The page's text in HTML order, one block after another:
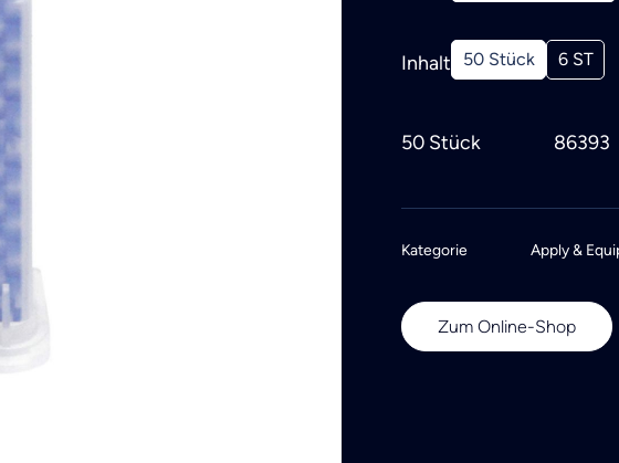
Inhalt 50 Stück 6 ST
50 Stück 86393
Kategorie Apply &
Zum Online-Shop